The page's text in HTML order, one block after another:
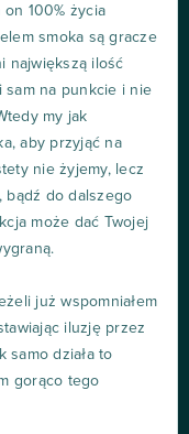
100% życia
smoka są gracze
największą ilość
sam na punkcie i nie
my jak
aby przyjąć na
nie żyjemy, lecz
bądź do dalszego
może dać Twojej
już wspomniałem
iluzję przez
samo działa to
gorąco tego